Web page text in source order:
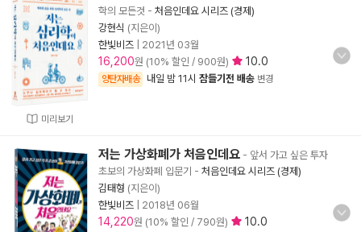
미리보기
학의 모든것 - 처음인데요 시리즈 (경제)
강현식 (지은이)
한빛비즈
2021년 03월
16,200원 (10% 할인 / 900원) 10.0
양탄자배송 내일 밤 11시 잠들기전 배송 변경
저는 가상화폐가 처음인데요 - 앞서 가고 싶은 투자
초보의 가상화폐 입문기 - 처음인데요 시리즈 (경제)
김태형 (지은이)
한빛비즈
2018년 06월
14,220원 (10% 할인 / 790원)
10.0